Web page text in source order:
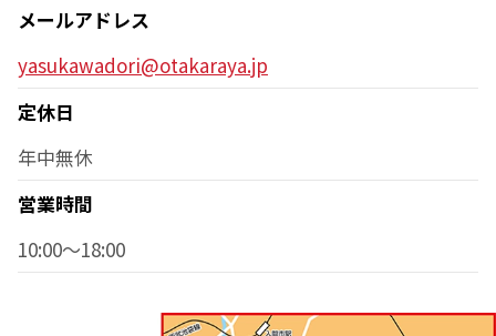
メールアドレス
yasukawadori@otakaraya.jp
定休日
年中無休
営業時間
10:00～18:00